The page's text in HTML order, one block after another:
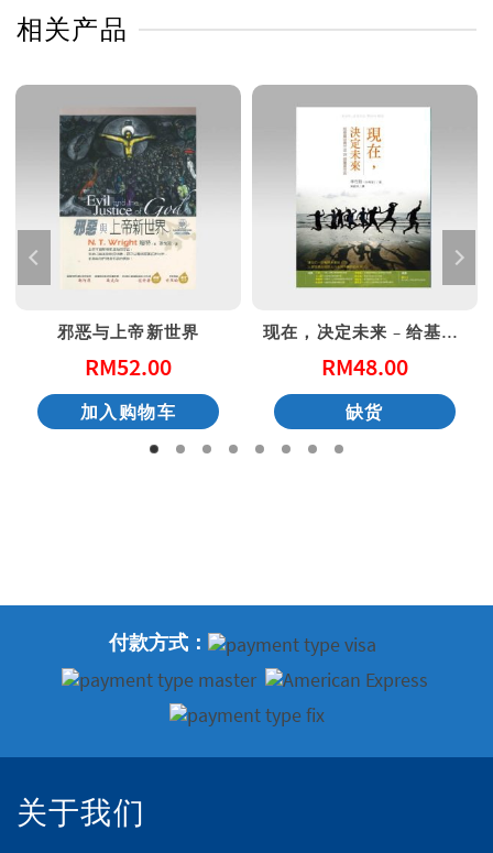
相关产品
邪恶与上帝新世界
RM52.00
加入购物车
现在，决定未来 – 给基督徒青年的20个属灵忠告
RM48.00
缺货
付款方式：
关于我们